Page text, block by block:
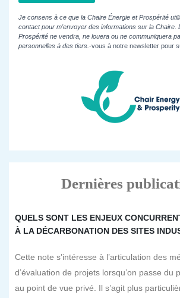
Je consens à ce que la Chaire Énergie et Prospérité
contact pour m'envoyer des informations sur la Chaire.
Prospérité ne vendra, ne louera ou ne communiquera
personnelles à des tiers. -vous à notre newsletter pour
Dernières
QUELS SONT LES ENJEUX
À LA DÉCARBONATION DES SITES
Cette note s’intéresse à l’articulation des
d’évaluation de projets lorsqu’on passe du
au point de vue privé. Il s’agit plus